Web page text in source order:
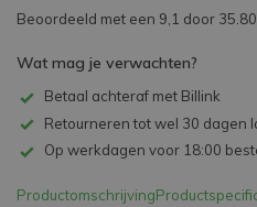
Beoordeeld met een 9,1 door
Wat mag je verwachten?
Betaal achteraf met Billink
Retourneren tot wel 30 dagen
Op werkdagen voor 18:00
Productomschrijving